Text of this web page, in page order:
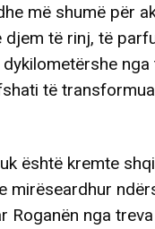
më shumë për
djem të rinj, të
të
është kremte
mirëseardhur
Roganën nga